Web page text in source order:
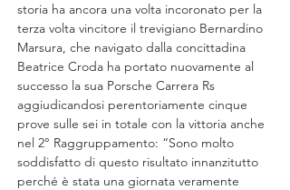
storia ha ancora una volta incoronato per la
terza volta vincitore il trevigiano Bernardino
Marsura, che navigato dalla concittadina
Beatrice Croda ha portato nuovamente al
successo la sua Porsche Carrera Rs
aggiudicandosi perentoriamente cinque
prove sulle sei in totale con la vittoria anche
nel 2° Raggruppamento: “Sono molto
soddisfatto di questo risultato innanzitutto
perché è stata una giornata veramente